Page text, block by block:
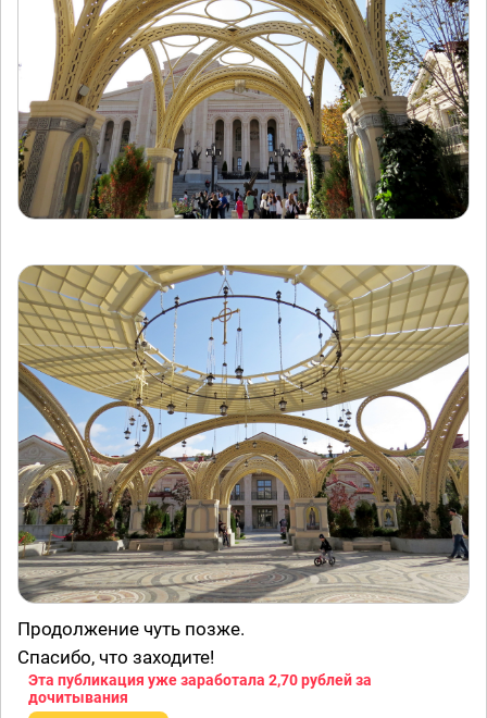
Продолжение чуть позже.
Спасибо, что заходите!
Эта публикация уже заработала 2,70 рублейза
дочитывания